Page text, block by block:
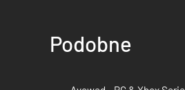
Podobne